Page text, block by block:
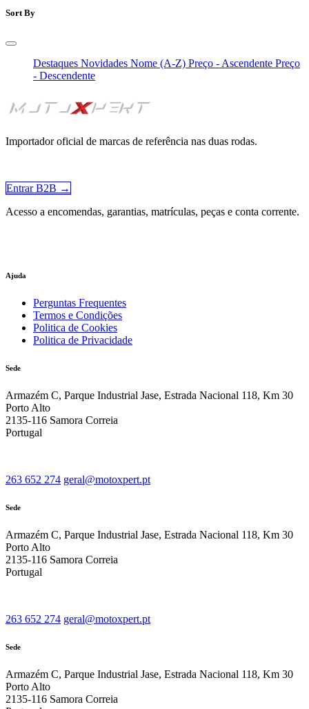
Sort By
Destaques Novidades Nome (A-Z) Preço - Ascendente Preço
- Descendente
Importador oficial de marcas de referência nas duas rodas.
Entrar B2B →
Acesso a encomendas, garantias, matrículas, peças e conta corrente.
Ajuda
Perguntas Frequentes
Termos e Condições
Politica de Cookies
Politica de Privacidade
Sede
Armazém C, Parque Industrial Jase, Estrada Nacional 118, Km 30
Porto Alto
2135-116 Samora Correia
Portugal
263 652 274 geral@motoxpert.pt
Sede
Armazém C, Parque Industrial Jase, Estrada Nacional 118, Km 30
Porto Alto
2135-116 Samora Correia
Portugal
263 652 274 geral@motoxpert.pt
Sede
Armazém C, Parque Industrial Jase, Estrada Nacional 118, Km 30
Porto Alto
2135-116 Samora Correia